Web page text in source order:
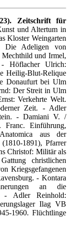
Zeitschrift für
und Altertum in
Kloster Weingarten
Die Adeligen von
und Irmel,
- Höflacher Ulrich:
Heilig-Blut-Relique
Donaufurt bei Ulm
Der Streit in Ulm
Verkehrte Welt.
Zeit. - Adler
- Damiani V. /
Einführung,
aus der
1891), Pfarrer
Christof: Militär als
christlichen
Kriegsgefangenen
- Kontara
an die
- Adler Reinhold:
Ilag VB
1960. Flüchtlinge